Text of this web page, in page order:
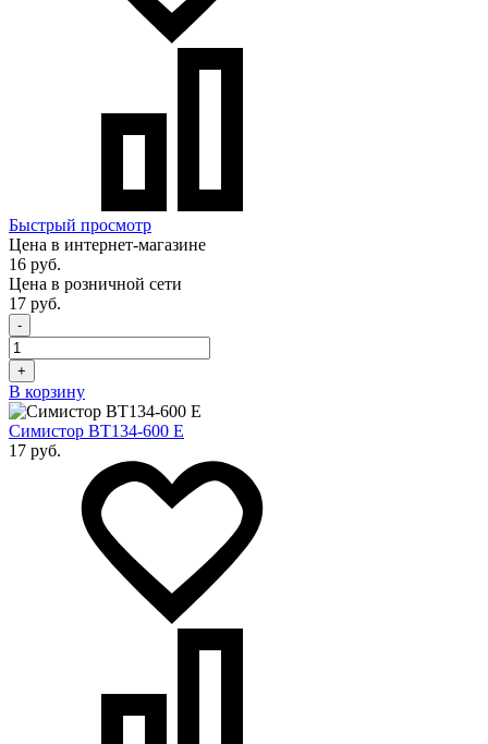
Быстрый просмотр
Цена в интернет-магазине
16 руб.
Цена в розничной сети
17 руб.
-
+
В корзину
Симистор BT134-600 E
17 руб.